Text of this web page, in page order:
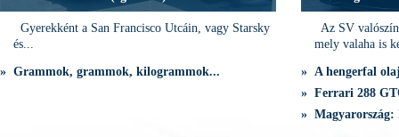
Gyerekként a San Francisco Utcáin, vagy Starsky
és...
» Grammok, grammok, kilogrammok...
Az SV
mely valaha is
» A hengerfal
» Ferrari 288
»